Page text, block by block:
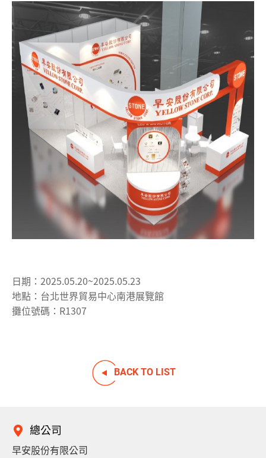
日期：2025.05.20~2025.05.23
地點：台北世界貿易中心南港展覽館
攤位號碼：R1307
BACK TO LIST
總公司
早安股份有限公司